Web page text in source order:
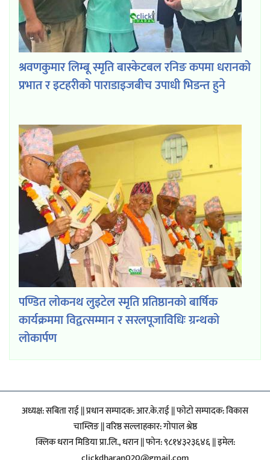
श्रवणकुमार लिम्बू स्मृति बास्केटबल रनिङ कपमा धरानको
प्रभात र इटहरीको पाराडाइजबीच उपाधी भिडन्त हुने
पण्डित लोकनथ लुइटेल स्मृति प्रतिष्ठानको बार्षिक
कार्यक्रममा विद्वत्सम्मान र सरलपूजाविधिः ग्रन्थको
लोकार्पण
अध्यक्ष: सबिता राई || प्रधान सम्पादक: आर.के.राई || फाेटाे सम्पादक: विकास
चाम्लिङ || वरिष्ठ सल्लाहकार: गाेपाल श्रेष्ठ
क्लिक धरान मिडिया प्रा.लि., धरान || फोन: ९८१४३२३६४६ || इमेल: